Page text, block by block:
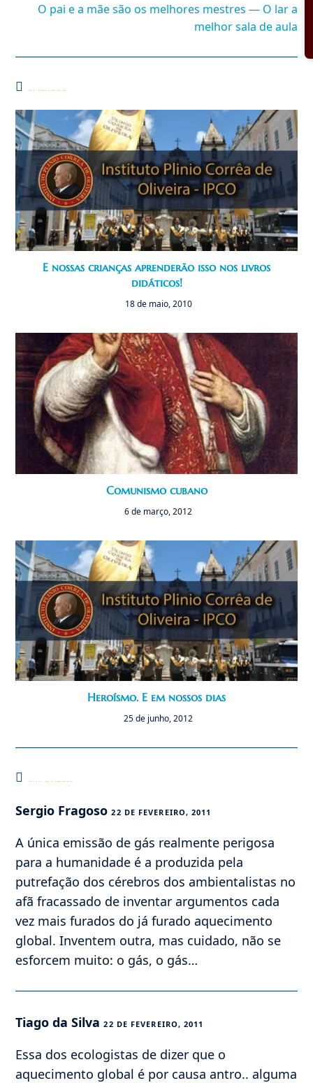
O pai e a mãe são os melhores mestres — O lar a
melhor sala de aula
Você também pode gostar
E nossas crianças aprenderão isso nos livros
didáticos!
18 de maio, 2010
Comunismo cubano
6 de março, 2012
Heroísmo. E em nossos dias
25 de junho, 2012
Este post tem 6 comentários
Sergio Fragoso22 DE FEVEREIRO, 2011
A única emissão de gás realmente perigosa
para a humanidade é a produzida pela
putrefação dos cérebros dos ambientalistas no
afã fracassado de inventar argumentos cada
vez mais furados do já furado aquecimento
global. Inventem outra, mas cuidado, não se
esforcem muito: o gás, o gás…
Tiago da Silva22 DE FEVEREIRO, 2011
Essa dos ecologistas de dizer que o
aquecimento global é por causa antro.. alguma